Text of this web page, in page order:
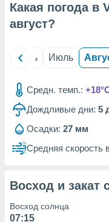
рекламы
сведения
Какая погода в
август?
Июнь Июль
Средн. темп.:
Дождливые дни: 5
Осадки: 27 мм
Средняя скорость
Восход и закат
Восход солнца
07:15